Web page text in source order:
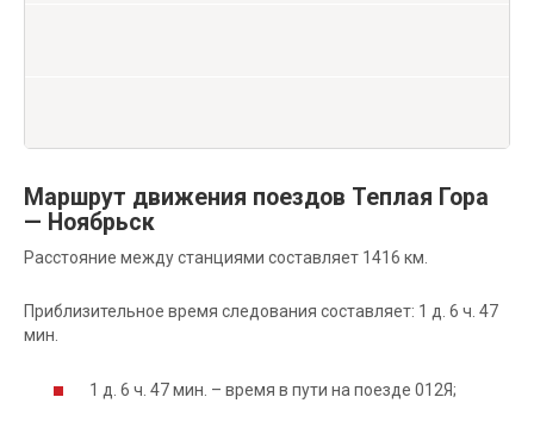
Маршрут движения поездов Теплая Гора
— Ноябрьск
Расстояние между станциями составляет 1416 км.
Приблизительное время следования составляет: 1 д. 6 ч. 47
мин.
1 д. 6 ч. 47 мин. – время в пути на поезде 012Я;